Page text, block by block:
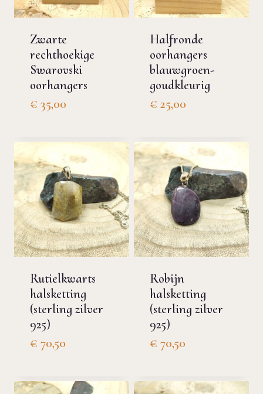
Zwarte
rechthoekige
Swarovski
oorhangers
€ 35,00
Halfronde
oorhangers
blauwgroen-
goudkleurig
€ 25,00
Rutielkwarts
halsketting
(sterling zilver
925)
€ 70,50
Robijn
halsketting
(sterling zilver
925)
€ 70,50